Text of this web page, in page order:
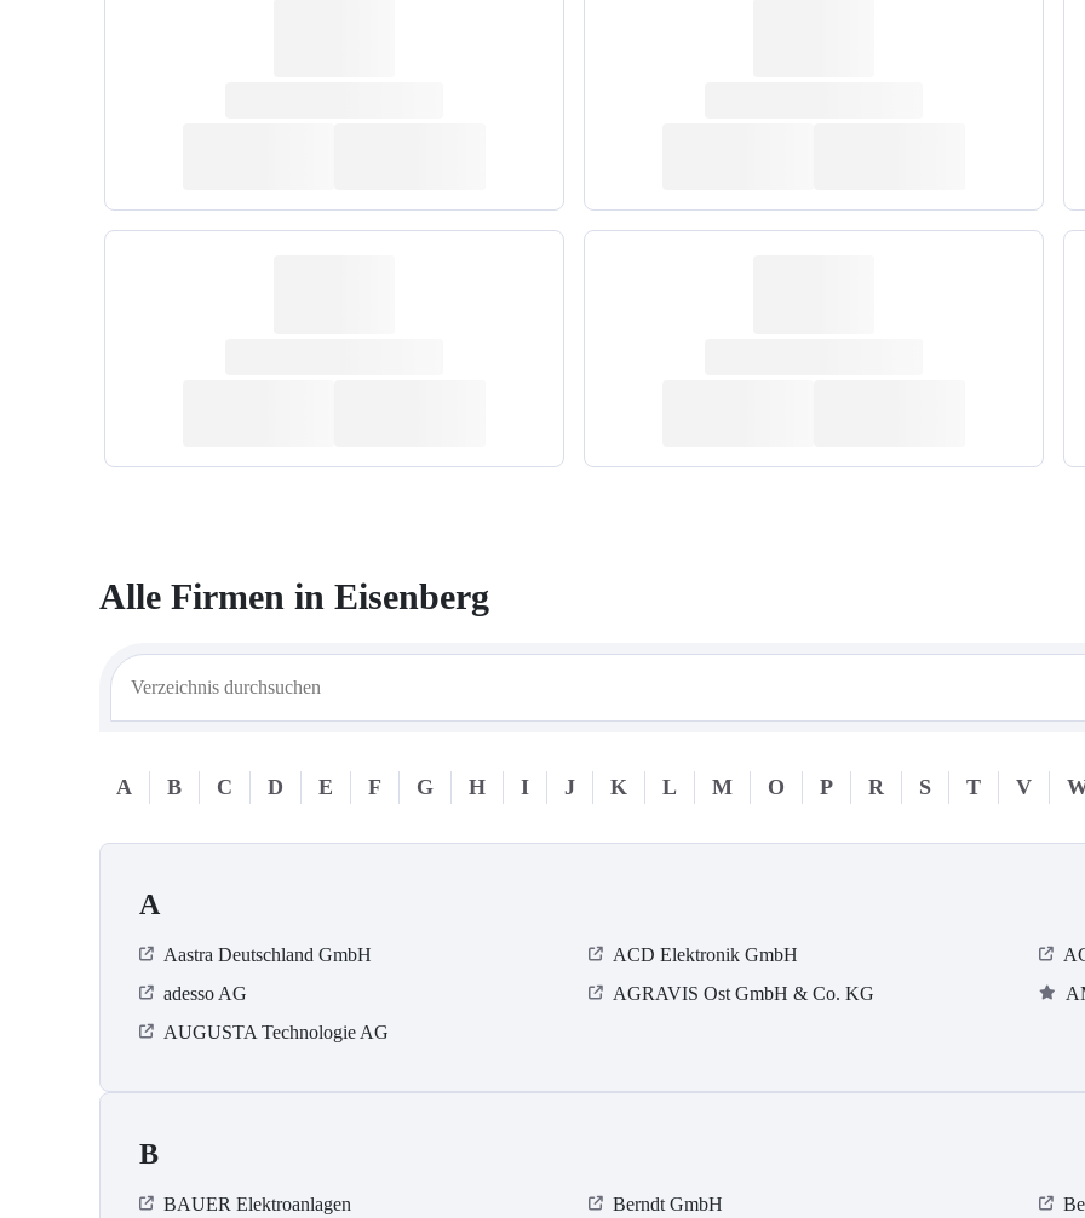
Alle Firmen in Eisenberg
A B C D E F G H I J K L M O P R S T V
A
Aastra Deutschland GmbH ACD Elektronik GmbH
adesso AG
AGRAVIS Ost GmbH & Co. KG
AUGUSTA Technologie AG
B
BAUER Elektroanlagen Berndt GmbH